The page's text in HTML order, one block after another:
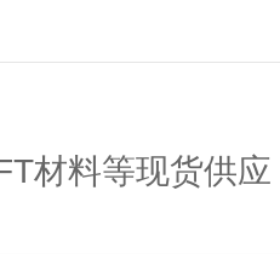
材料等现货供应